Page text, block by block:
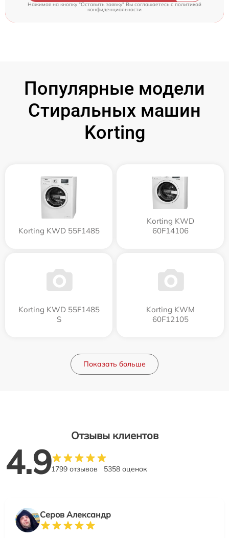
Нажимая на кнопку "Оставить заявку" Вы соглашаетесь cполитикой
конфиденциальности
Популярные модели
Стиральных машин
Korting
Korting KWD 55F1485
Korting KWD
60F14106
Korting KWD 55F1485
S
Korting KWM
60F12105
Показать больше
Отзывы клиентов
4.91799 отзывов 5358 оценок
Серов Александр